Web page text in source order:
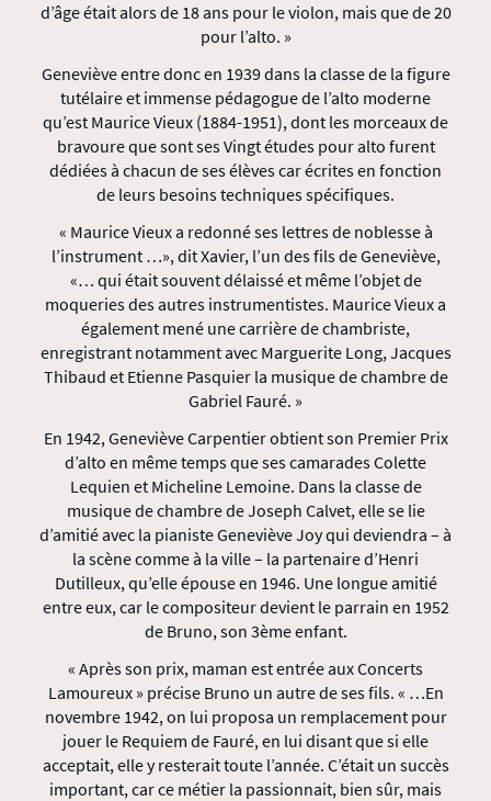
d’âge était alors de 18 ans pour le violon, mais que de 20
pour l’alto. »
Geneviève entre donc en 1939 dans la classe de la figure
tutélaire et immense pédagogue de l’alto moderne
qu’est Maurice Vieux (1884-1951), dont les morceaux de
bravoure que sont ses Vingt études pour alto furent
dédiées à chacun de ses élèves car écrites en fonction
de leurs besoins techniques spécifiques.
« Maurice Vieux a redonné ses lettres de noblesse à
l’instrument …», dit Xavier, l’un des fils de Geneviève,
«… qui était souvent délaissé et même l’objet de
moqueries des autres instrumentistes. Maurice Vieux a
également mené une carrière de chambriste,
enregistrant notamment avec Marguerite Long, Jacques
Thibaud et Etienne Pasquier la musique de chambre de
Gabriel Fauré. »
En 1942, Geneviève Carpentier obtient son Premier Prix
d’alto en même temps que ses camarades Colette
Lequien et Micheline Lemoine. Dans la classe de
musique de chambre de Joseph Calvet, elle se lie
d’amitié avec la pianiste Geneviève Joy qui deviendra – à
la scène comme à la ville – la partenaire d’Henri
Dutilleux, qu’elle épouse en 1946. Une longue amitié
entre eux, car le compositeur devient le parrain en 1952
de Bruno, son 3ème enfant.
« Après son prix, maman est entrée aux Concerts
Lamoureux » précise Bruno un autre de ses fils. « …En
novembre 1942, on lui proposa un remplacement pour
jouer le Requiem de Fauré, en lui disant que si elle
acceptait, elle y resterait toute l’année. C’était un succès
important, car ce métier la passionnait, bien sûr, mais